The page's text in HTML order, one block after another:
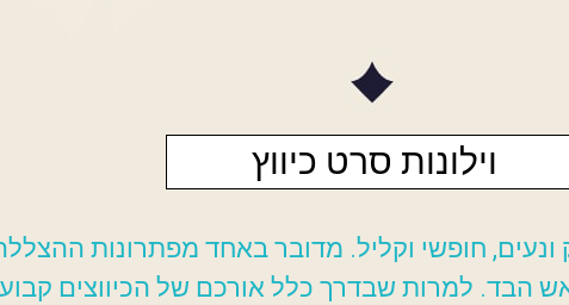
וילונות סרט כיווץ
ונעים, חופשי וקליל. מדובר באחד מפתרונות
הבד. למרות שבדרך כלל אורכם של הכיווצים